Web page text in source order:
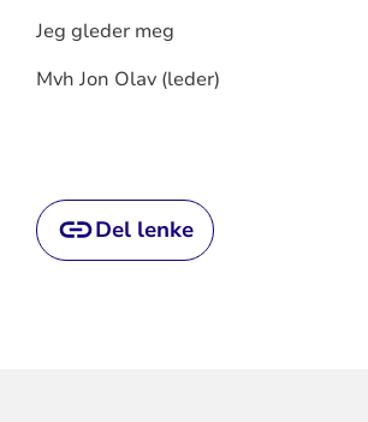
Jeg gleder meg
Mvh Jon Olav (leder)
Del lenke